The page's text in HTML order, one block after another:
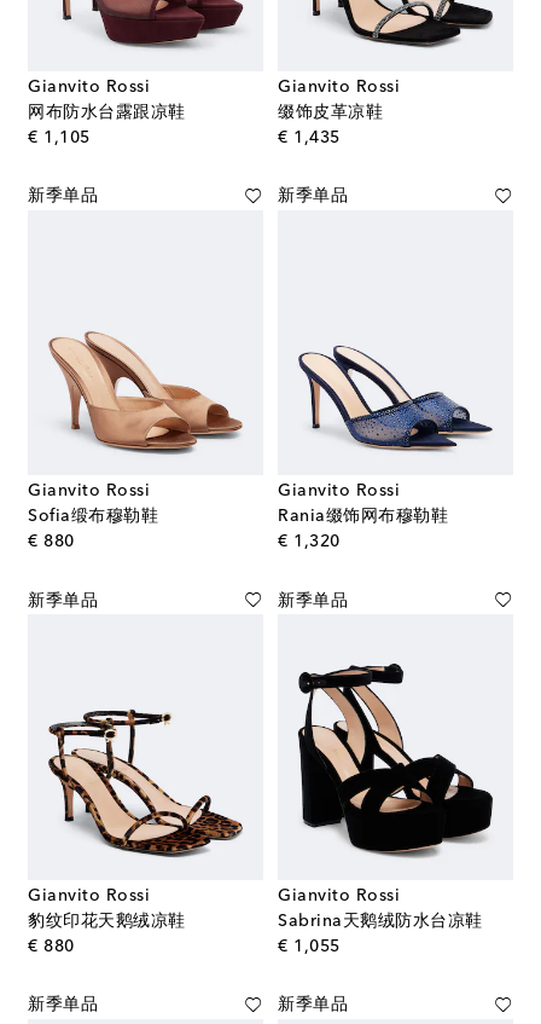
Gianvito Rossi
网布防水台露跟凉鞋
€ 1,105original price
Gianvito Rossi
缀饰皮革凉鞋
€ 1,435original price
新季单品
Gianvito Rossi
Sofia缎布穆勒鞋
€ 880original price
新季单品
Gianvito Rossi
Rania缀饰网布穆勒鞋
€ 1,320original price
新季单品
Gianvito Rossi
豹纹印花天鹅绒凉鞋
€ 880original price
新季单品
Gianvito Rossi
Sabrina天鹅绒防水台凉鞋
€ 1,055original price
新季单品 新季单品